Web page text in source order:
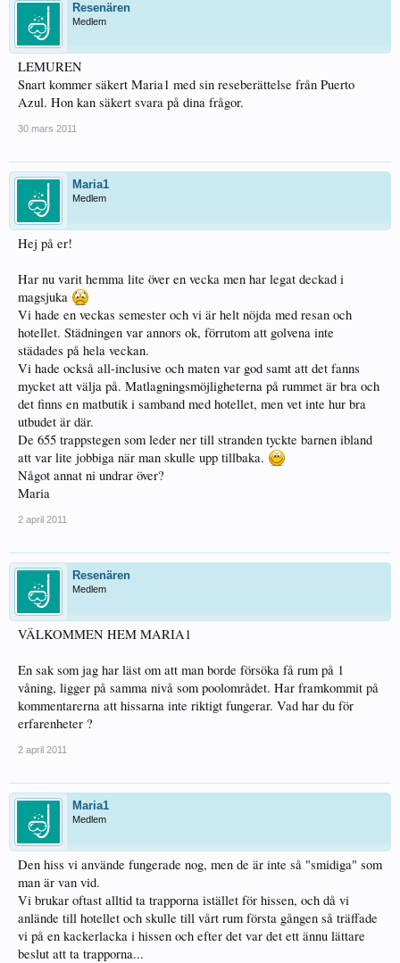
Resenären
Medlem
LEMUREN
Snart kommer säkert Maria1 med sin reseberättelse från Puerto
Azul. Hon kan säkert svara på dina frågor.
30 mars 2011
Maria1
Medlem
Hej på er!
Har nu varit hemma lite över en vecka men har legat deckad i
magsjuka
Vi hade en veckas semester och vi är helt nöjda med resan och
hotellet. Städningen var annors ok, förrutom att golvena inte
städades på hela veckan.
Vi hade också all-inclusive och maten var god samt att det fanns
mycket att välja på. Matlagningsmöjligheterna på rummet är bra och
det finns en matbutik i samband med hotellet, men vet inte hur bra
utbudet är där.
De 655 trappstegen som leder ner till stranden tyckte barnen ibland
att var lite jobbiga när man skulle upp tillbaka.
Något annat ni undrar över?
Maria
2 april 2011
Resenären
Medlem
VÄLKOMMEN HEM MARIA1
En sak som jag har läst om att man borde försöka få rum på 1
våning, ligger på samma nivå som poolområdet. Har framkommit på
kommentarerna att hissarna inte riktigt fungerar. Vad har du för
erfarenheter ?
2 april 2011
Maria1
Medlem
Den hiss vi använde fungerade nog, men de är inte så "smidiga" som
man är van vid.
Vi brukar oftast alltid ta trapporna istället för hissen, och då vi
anlände till hotellet och skulle till vårt rum första gången så träffade
vi på en kackerlacka i hissen och efter det var det ett ännu lättare
beslut att ta trapporna...